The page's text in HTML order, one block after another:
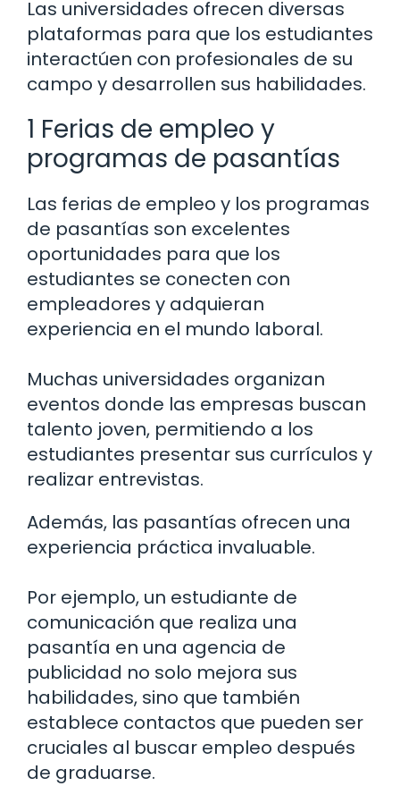
Las universidades ofrecen diversas
plataformas para que los estudiantes
interactúen con profesionales de su
campo y desarrollen sus habilidades.
1 Ferias de empleo y
programas de pasantías
Las ferias de empleo y los programas
de pasantías son excelentes
oportunidades para que los
estudiantes se conecten con
empleadores y adquieran
experiencia en el mundo laboral.
Muchas universidades organizan
eventos donde las empresas buscan
talento joven, permitiendo a los
estudiantes presentar sus currículos y
realizar entrevistas.
Además, las pasantías ofrecen una
experiencia práctica invaluable.
Por ejemplo, un estudiante de
comunicación que realiza una
pasantía en una agencia de
publicidad no solo mejora sus
habilidades, sino que también
establece contactos que pueden ser
cruciales al buscar empleo después
de graduarse.